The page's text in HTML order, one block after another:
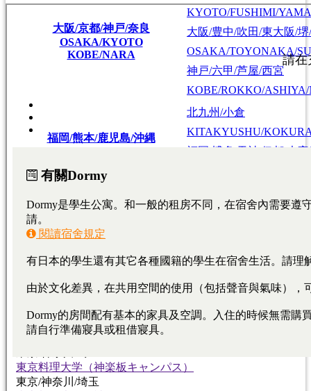
大阪/京都/神戸/奈良
OSAKA/KYOTO
KOBE/NARA
KYOTO/FUSHIMI/
大阪/豊中/吹田/東大阪/
OSAKA/TOYONAKA/
神戸/六甲/芦屋/西宮
KOBE/ROKKO/
福岡/熊本/鹿児島/沖縄
北九州/小倉
KITAKYUSHU/
福岡/博多/天神/伊都/大
広島
広島/広島駅/宇品
HIGASHIHIROSHIMA/
大學・短期大學 專門學校 日本語學校
東京料理大学（神楽板キャンパス）
東京/神奈川/埼玉
東京料理大学（神楽板キャンパス）
東京料理大学（神楽板キャンパス）
東京/神奈川/埼玉